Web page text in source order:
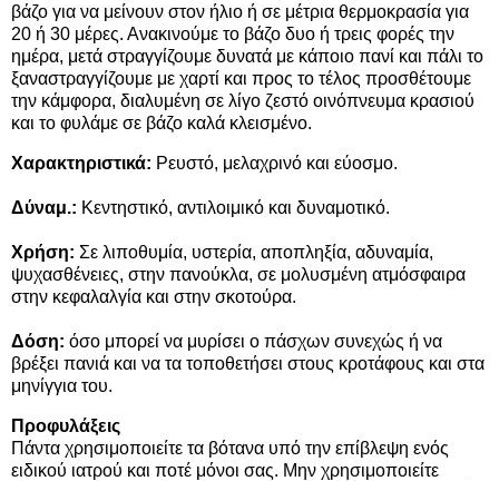
βάζο για να μείνουν στον ήλιο ή σε μέτρια θερμοκρασία για
20 ή 30 μέρες. Ανακινούμε το βάζο δυο ή τρεις φορές την
ημέρα, μετά στραγγίζουμε δυνατά με κάποιο πανί και πάλι το
ξαναστραγγίζουμε με χαρτί και προς το τέλος προσθέτουμε
την κάμφορα, διαλυμένη σε λίγο ζεστό οινόπνευμα κρασιού
και το φυλάμε σε βάζο καλά κλεισμένο.
Χαρακτηριστικά: Ρευστό, μελαχρινό και εύοσμο.
Δύναμ.: Κεντηστικό, αντιλοιμικό και δυναμοτικό.
Χρήση: Σε λιποθυμία, υστερία, αποπληξία, αδυναμία,
ψυχασθένειες, στην πανούκλα, σε μολυσμένη ατμόσφαιρα
στην κεφαλαλγία και στην σκοτούρα.
Δόση: όσο μπορεί να μυρίσει ο πάσχων συνεχώς ή να
βρέξει πανιά και να τα τοποθετήσει στους κροτάφους και στα
μηνίγγια του.
Προφυλάξεις
Πάντα χρησιμοποιείτε τα βότανα υπό την επίβλεψη ενός
ειδικού ιατρού και ποτέ μόνοι σας. Μην χρησιμοποιείτε